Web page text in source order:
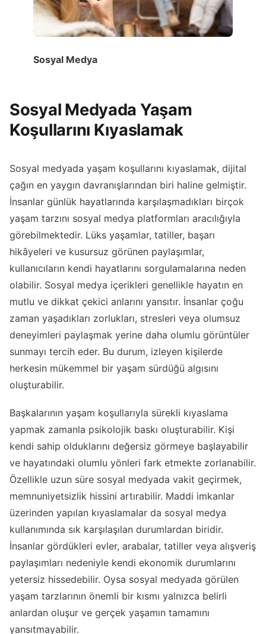
Sosyal Medya
Sosyal Medyada Yaşam
Koşullarını Kıyaslamak
Sosyal medyada yaşam koşullarını kıyaslamak, dijital
çağın en yaygın davranışlarından biri haline gelmiştir.
İnsanlar günlük hayatlarında karşılaşmadıkları birçok
yaşam tarzını sosyal medya platformları aracılığıyla
görebilmektedir. Lüks yaşamlar, tatiller, başarı
hikâyeleri ve kusursuz görünen paylaşımlar,
kullanıcıların kendi hayatlarını sorgulamalarına neden
olabilir. Sosyal medya içerikleri genellikle hayatın en
mutlu ve dikkat çekici anlarını yansıtır. İnsanlar çoğu
zaman yaşadıkları zorlukları, stresleri veya olumsuz
deneyimleri paylaşmak yerine daha olumlu görüntüler
sunmayı tercih eder. Bu durum, izleyen kişilerde
herkesin mükemmel bir yaşam sürdüğü algısını
oluşturabilir.
Başkalarının yaşam koşullarıyla sürekli kıyaslama
yapmak zamanla psikolojik baskı oluşturabilir. Kişi
kendi sahip olduklarını değersiz görmeye başlayabilir
ve hayatındaki olumlu yönleri fark etmekte zorlanabilir.
Özellikle uzun süre sosyal medyada vakit geçirmek,
memnuniyetsizlik hissini artırabilir. Maddi imkanlar
üzerinden yapılan kıyaslamalar da sosyal medya
kullanımında sık karşılaşılan durumlardan biridir.
İnsanlar gördükleri evler, arabalar, tatiller veya alışveriş
paylaşımları nedeniyle kendi ekonomik durumlarını
yetersiz hissedebilir. Oysa sosyal medyada görülen
yaşam tarzlarının önemli bir kısmı yalnızca belirli
anlardan oluşur ve gerçek yaşamın tamamını
yansıtmayabilir.